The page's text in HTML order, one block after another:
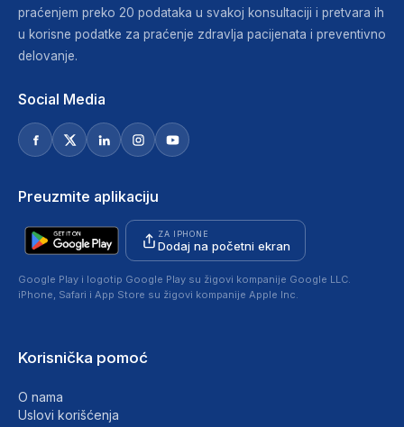
praćenjem preko 20 podataka u svakoj konsultaciji i pretvara ih
u korisne podatke za praćenje zdravlja pacijenata i preventivno
delovanje.
Social Media
Preuzmite aplikaciju
ZA IPHONE
Dodaj na početni ekran
Google Play i logotip Google Play su žigovi kompanije Google LLC.
iPhone, Safari i App Store su žigovi kompanije Apple Inc.
Korisnička pomoć
O nama
Uslovi korišćenja